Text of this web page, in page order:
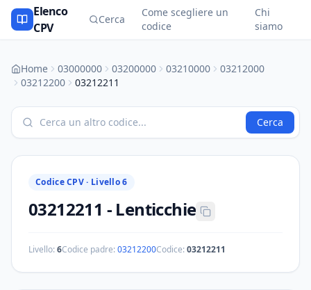
Elenco
CPV
Cerca
Come scegliere un
codice
Chi
siamo
Home 03000000 03200000 03210000
03212000
03212200
03212211
Cerca
Codice CPV · Livello 6
03212211 - Lenticchie
Livello:6Codice padre:03212200Codice:03212211